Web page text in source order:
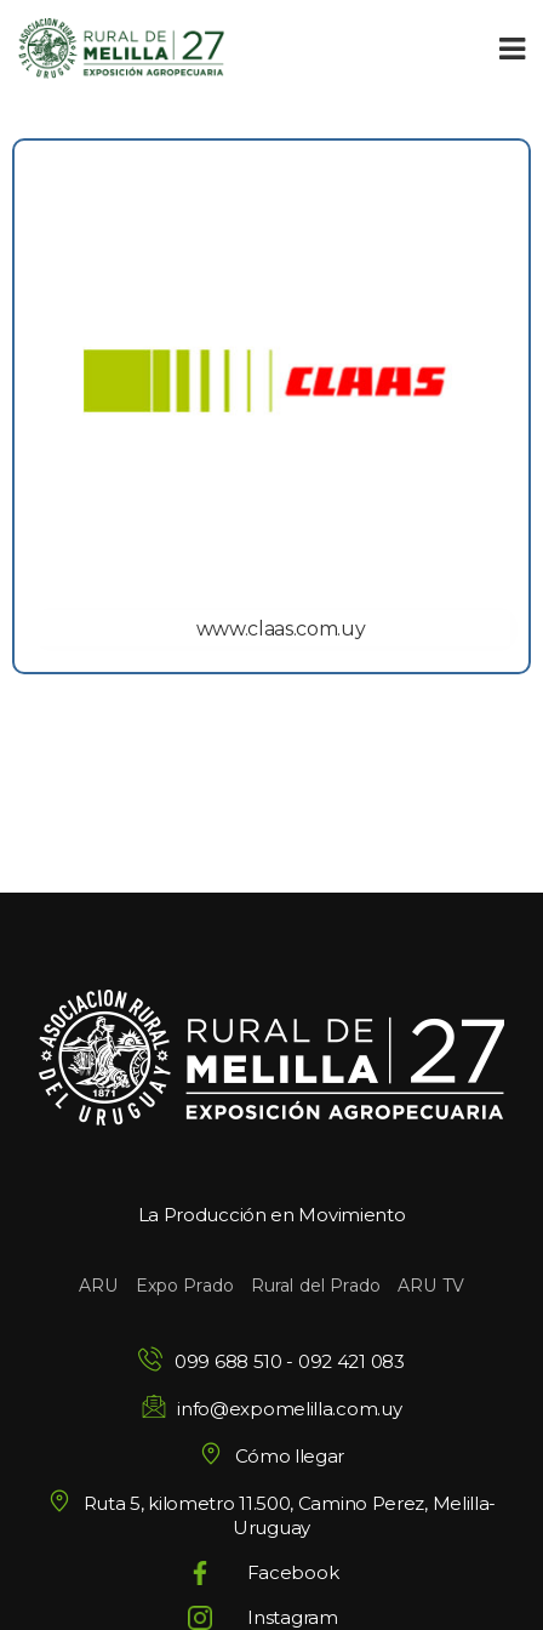
www.claas.com.uy
La Producción en Movimiento
ARU Expo Prado Rural del Prado ARU TV
099 688 510 - 092 421 083
info@expomelilla.com.uy
Cómo llegar
Ruta 5, kilometro 11.500, Camino Perez, Melilla-
Uruguay
Facebook
Instagram